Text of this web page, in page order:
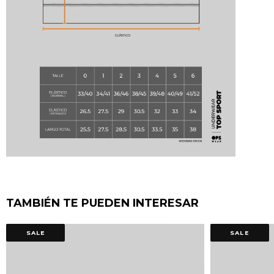
TAMBIÉN TE PUEDEN INTERESAR
SALE SALE